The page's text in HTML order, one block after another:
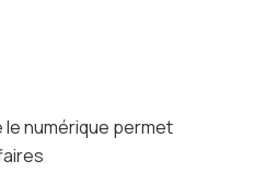
le numérique permet